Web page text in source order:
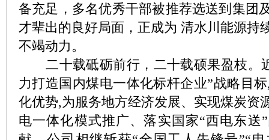
备充足，多名优秀干部被推荐选送到集团
才辈出的良好局面，正成为 清水川能源持
不竭动力。
二十载砥砺前行，二十载硕果盈枝。
力打造国内煤电一体化标杆企业”战略目
化优势,为服务地方经济发展、实现煤炭资
电一体化模式推广、落实国家“西电东送